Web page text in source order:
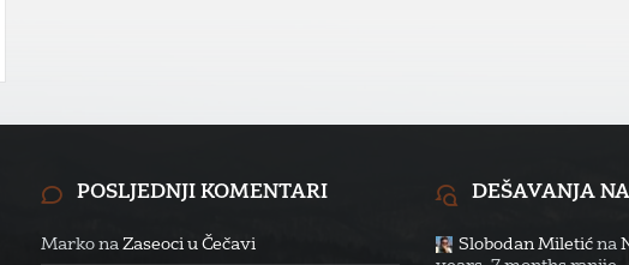
POSLJEDNJI KOMENTARI
Marko na Zaseoci u Čečavi
DEŠAVANJA
Slobodan Miletićna